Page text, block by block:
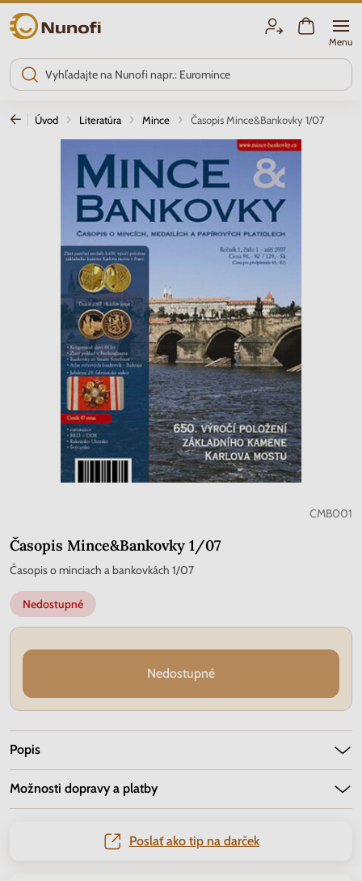
Nunofi.sk
Menu
Úvod Literatúra Mince Časopis Mince&Bankovky 1/07
CMB001
Časopis Mince&Bankovky 1/07
Časopis o minciach a bankovkách 1/07
Nedostupné
Nedostupné
Popis
Možnosti dopravy a platby
Poslať ako tip na darček